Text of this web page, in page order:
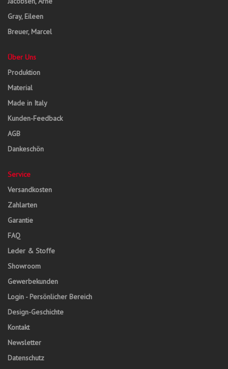
Gray, Eileen
Breuer, Marcel
Über Uns
Produktion
Material
Made in Italy
Kunden-Feedback
AGB
Dankeschön
Service
Versandkosten
Zahlarten
Garantie
FAQ
Leder & Stoffe
Showroom
Gewerbekunden
Login - Persönlicher Bereich
Design-Geschichte
Kontakt
Newsletter
Datenschutz